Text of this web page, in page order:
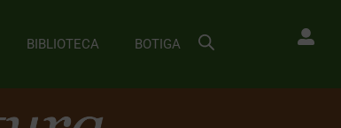
BIBLIOTECA BOTIGA